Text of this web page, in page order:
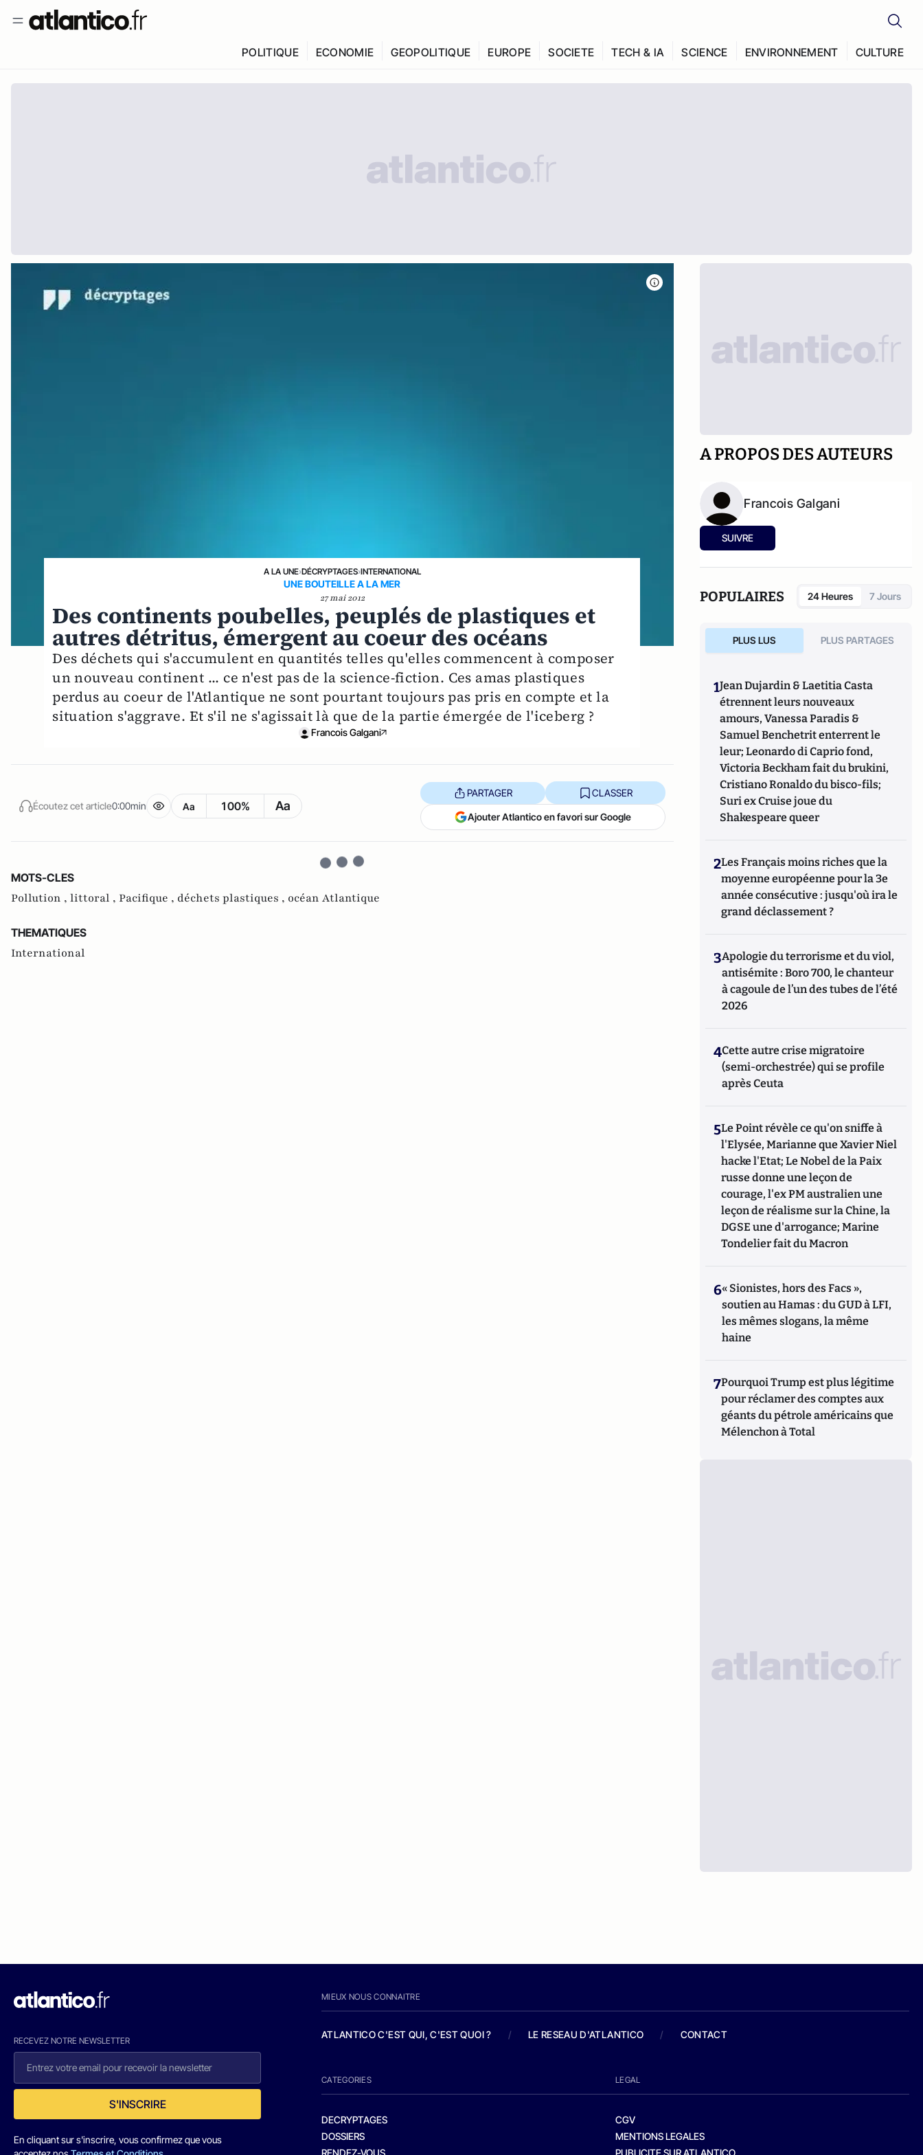
POLITIQUE ECONOMIE GEOPOLITIQUE EUROPE SOCIETE TECH & IA SCIENCE ENVIRONNEMENT CULTURE
A LA UNE›DÉCRYPTAGES›INTERNATIONAL
UNE BOUTEILLE A LA MER
27 mai 2012
Des continents poubelles, peuplés de plastiques et
autres détritus, émergent au coeur des océans
Des déchets qui s'accumulent en quantités telles qu'elles commencent à composer
un nouveau continent ... ce n'est pas de la science-fiction. Ces amas plastiques
perdus au coeur de l'Atlantique ne sont pourtant toujours pas pris en compte et la
situation s'aggrave. Et s'il ne s'agissait là que de la partie émergée de l'iceberg ?
Francois Galgani
Écoutez cet article0:00min Aa 100% Aa
PARTAGER CLASSER
Ajouter Atlantico en favori sur Google
MOTS-CLES
Pollution , littoral , Pacifique , déchets plastiques , océan Atlantique
THEMATIQUES
International
A PROPOS DES AUTEURS
Francois Galgani
SUIVRE
POPULAIRES 24 Heures 7 Jours
PLUS LUS PLUS PARTAGES
1Jean Dujardin & Laetitia Casta
étrennent leurs nouveaux
amours, Vanessa Paradis &
Samuel Benchetrit enterrent le
leur; Leonardo di Caprio fond,
Victoria Beckham fait du brukini,
Cristiano Ronaldo du bisco-fils;
Suri ex Cruise joue du
Shakespeare queer
2Les Français moins riches que la
moyenne européenne pour la 3e
année consécutive : jusqu'où ira le
grand déclassement ?
3Apologie du terrorisme et du viol,
antisémite : Boro 700, le chanteur
à cagoule de l’un des tubes de l’été
2026
4Cette autre crise migratoire
(semi-orchestrée) qui se profile
après Ceuta
5Le Point révèle ce qu'on sniffe à
l'Elysée, Marianne que Xavier Niel
hacke l'Etat; Le Nobel de la Paix
russe donne une leçon de
courage, l'ex PM australien une
leçon de réalisme sur la Chine, la
DGSE une d'arrogance; Marine
Tondelier fait du Macron
6« Sionistes, hors des Facs »,
soutien au Hamas : du GUD à LFI,
les mêmes slogans, la même
haine
7Pourquoi Trump est plus légitime
pour réclamer des comptes aux
géants du pétrole américains que
Mélenchon à Total
RECEVEZ NOTRE NEWSLETTER
S'INSCRIRE
En cliquant sur s'inscrire, vous confirmez que vous
MIEUX NOUS CONNAITRE
ATLANTICO C'EST QUI, C'EST QUOI ? / LE RESEAU D'ATLANTICO / CONTACT
CATEGORIES
DECRYPTAGES
DOSSIERS
RENDEZ-VOUS
LEGAL
CGV
MENTIONS LEGALES
PUBLICITE SUR ATLANTICO